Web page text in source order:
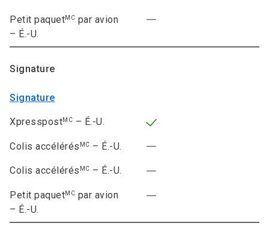
Petit paquetMC par avion
– É.-U.
Signature
Signature
XpresspostMC – É.-U.
Colis accélérés MC – É.-U.
Colis accélérés MC – É.-U.
Petit paquetMC par avion
– É.-U.